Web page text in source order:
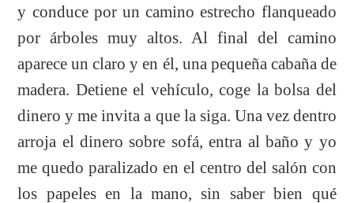
y conduce por un camino estrecho flanqueado
por árboles muy altos. Al final del camino
aparece un claro y en él, una pequeña cabaña de
madera. Detiene el vehículo, coge la bolsa del
dinero y me invita a que la siga. Una vez dentro
arroja el dinero sobre sofá, entra al baño y yo
me quedo paralizado en el centro del salón con
los papeles en la mano, sin saber bien qué